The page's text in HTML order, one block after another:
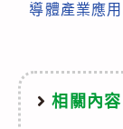
導體產業應
相關內容